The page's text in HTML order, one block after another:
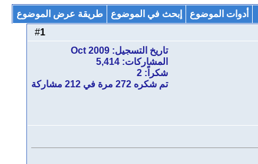
أدوات الموضوع إبحث في الموضوع
طريقة عرض الموضوع
1
تاريخ التسجيل: Oct 2009
المشاركات: 5,414
شكراً: 2
تم شكره 272 مرة في 212 مشاركة